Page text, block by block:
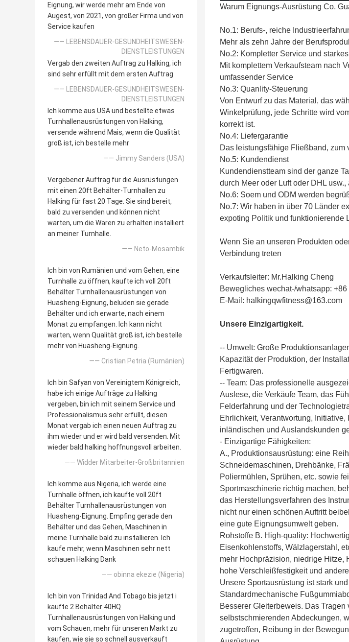
Eignung, wir werde mehr am Ende von
Augest, von 2021, von großer Firma und von
Service kaufen
—— LEBENSDAUER-GESUNDHEITSWESEN-
DIENSTLEISTUNGEN
Vergab den zweiten Auftrag zu Halking, ich
sind sehr erfüllt mit dem ersten Auftrag
—— LEBENSDAUER-GESUNDHEITSWESEN-
DIENSTLEISTUNGEN
Ich komme aus USA und bestellte etwas
Turnhallenausrüstungen von Halking,
versende während Mais, wenn die Qualität
groß ist, ich bestelle mehr
—— Jimmy Sanders (USA)
Vergebener Auftrag für die Ausrüstungen
mit einen 20ft Behälter-Turnhallen zu
Halking für fast 20 Tage. Sie sind bereit,
bald zu versenden und können nicht
warten, um die Waren zu erhalten installiert
an meiner Turnhalle.
—— Neto-Mosambik
Ich bin von Rumänien und vom Gehen, eine
Turnhalle zu öffnen, kaufte ich voll 20ft
Behälter Turnhallenausrüstungen von
Huasheng-Eignung, beluden sie gerade
Behälter und ich erwarte, nach einem
Monat zu empfangen. Ich kann nicht
warten, wenn Qualität groß ist, ich bestelle
mehr von Huasheng-Eignung.
—— Cristian Petria (Rumänien)
Ich bin Safyan von Vereinigtem Königreich,
habe ich einige Aufträge zu Halking
vergeben, bin ich mit seinem Service und
Professionalismus sehr erfüllt, diesen
Monat vergab ich einen neuen Auftrag zu
ihm wieder und er wird bald versenden. Mit
wieder bald halking hoffnungsvoll arbeiten.
—— Widder Mitarbeiter-Großbritannien
Ich komme aus Nigeria, ich werde eine
Turnhalle öffnen, ich kaufte voll 20ft
Behälter Turnhallenausrüstungen von
Huasheng-Eignung. Empfing gerade den
Behälter und das Gehen, Maschinen in
meine Turnhalle bald zu installieren. Ich
kaufe mehr, wenn Maschinen sehr nett
schauen Halking Dank
—— obinna ekezie (Nigeria)
Ich bin von Trinidad And Tobago bis jetzt i
kaufte 2 Behälter 40HQ
Turnhallenausrüstungen von Halking und
vom Schauen, mehr für unseren Markt zu
kaufen, wie sie so schnell ausverkauft
Warum Eignungs-Ausrüstung Co.
No.1: Berufs-, reiche
Mehr als zehn Jahre der
No.2: Kompletter Service und
Mit komplettem Verkaufsteam nach
umfassender Service
No.3: Quanlity-Steuerung
Von Entwurf zu das Material, das
Winkelprüfung, jede Schritte wird
korrekt ist.
No.4: Liefergarantie
Das leistungsfähige Fließband, zum
No.5: Kundendienst
Kundendienstteam sind der ganze
durch Meer oder Luft oder DHL
No.6: Soem und ODM werden
No.7: Wir haben in über 70 Länder
expoting Politik und funktionierende
Wenn Sie an unseren Produkten
Verbindung treten
Verkaufsleiter: Mr.Halking Cheng
Bewegliches wechat-/whatsapp:
E-Mail: halkingqwfitness@163.com
Unsere Einzigartigkeit.
-- Umwelt: Große
Kapazität der Produktion, der
Fertigwaren.
-- Team: Das professionelle
Auslese, die Verkäufe Team, das
Felderfahrung und der
Ehrlichkeit, Verantwortung,
inländischen und Auslandskunden
- Einzigartige Fähigkeiten:
A., Produktionsausrüstung: eine
Schneidemaschinen, Drehbänke,
Poliermühlen, Sprühen, etc. sowie
Sportmaschinerie richtig machen,
das Herstellungsverfahren des
nicht nur einen schönen Auftritt
eine gute Eignungsumwelt geben.
Rohstoffe B. High-quality:
Eisenkohlenstoffs, Wälzlagerstahl,
mehr Hochpräzision, niedrige Hitze,
hohe Verschleißfestigkeit und
Unsere Sportausrüstung ist stark
Standardmechanische
Besserer Gleiterbeweis. Das
selbstschmierenden Abdeckungen,
zugetroffen, Reibung in der